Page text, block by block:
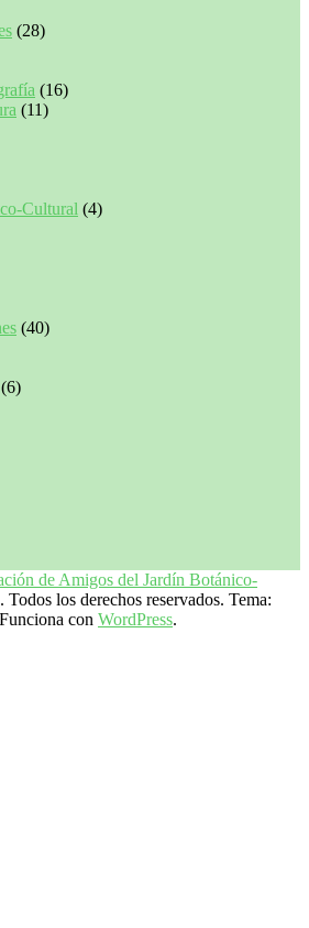
(28)
(16)
(11)
Cultural (4)
(40)
(6)
de Amigos del Jardín Botánico-
. Todos los derechos reservados. Tema:
con WordPress.